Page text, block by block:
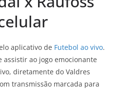
aplicativo de Futebol ao vivo.
ao jogo emocionante
diretamente do Valdres
transmissão marcada para